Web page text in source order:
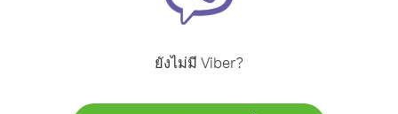
ยังไม่มี Viber?